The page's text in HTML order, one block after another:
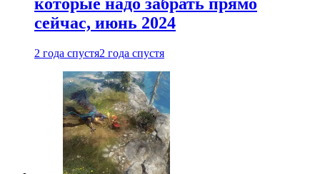
сейчас, июнь 2024
2 года спустя2 года спустя